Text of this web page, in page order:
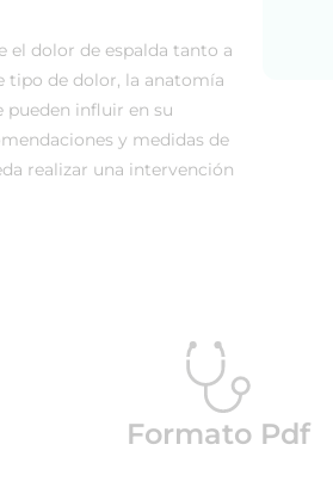
dolor de espalda tanto a
tipo de dolor, la anatomía
pueden influir en su
y medidas de
realizar una intervención
Formato Pdf